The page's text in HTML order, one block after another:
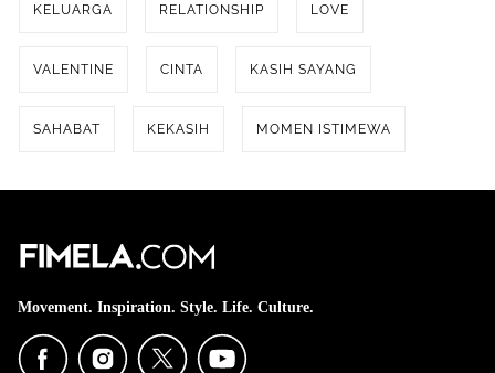
KELUARGA RELATIONSHIP LOVE
VALENTINE CINTA KASIH SAYANG
SAHABAT KEKASIH MOMEN ISTIMEWA
Movement. Inspiration. Style. Life. Culture.